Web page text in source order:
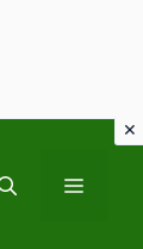
MENU